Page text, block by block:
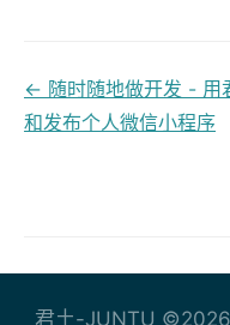
文
← 随时随地做开发 - 用
和发布个人微信小程序
君土-JUNTU